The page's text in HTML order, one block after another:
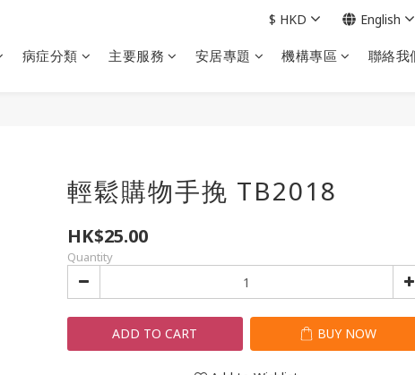
病症分類 主要服務 安居專題 機構專區 聯絡我
$ HKD English
輕鬆購物手挽 TB2018
HK$25.00
Quantity
ADD TO CART BUY NOW